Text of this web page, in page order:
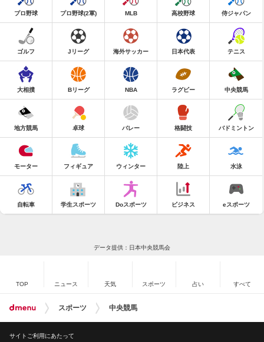
プロ野球 プロ野球(2軍) MLB 高校野球 侍ジャパン
ゴルフ Jリーグ 海外サッカー 日本代表 テニス
大相撲 Bリーグ NBA ラグビー 中央競馬
地方競馬 卓球 バレー 格闘技 バドミントン
モーター フィギュア ウィンター 陸上 水泳
自転車 学生スポーツ Doスポーツ ビジネス eスポーツ
データ提供：日本中央競馬会
TOP ニュース 天気 スポーツ 占い すべて
スポーツ 中央競馬
サイトご利用にあたって